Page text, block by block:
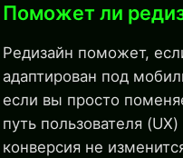
Поможет ли
Редизайн поможет,
адаптирован под
если вы просто
путь пользователя
конверсия не